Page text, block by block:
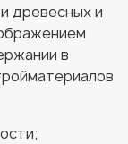
древесных и
в